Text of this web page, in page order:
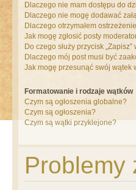
Dlaczego nie mam dostępu do
Dlaczego nie mogę dodawać
Dlaczego otrzymałem
Jak mogę zgłosić posty
Do czego służy przycisk
Dlaczego mój post musi być
Jak mogę przesunąć swój wątek
Formatowanie i rodzaje wątków
Czym są ogłoszenia globalne?
Czym są ogłoszenia?
Czym są wątki przyklejone?
Problemy